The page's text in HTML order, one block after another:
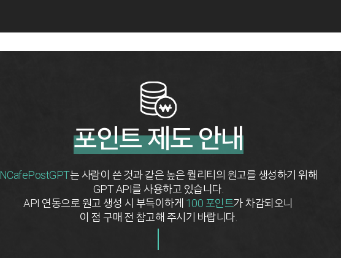
포인트 제도 안내
NCafePostGPT는 사람이 쓴 것과 같은 높은 퀄리티의 원고를 생성하기 위해
GPT API를 사용하고 있습니다.
API 연동으로 원고 생성 시 부득이하게 100 포인트가 차감되오니
이 점 구매 전 참고해 주시기 바랍니다.